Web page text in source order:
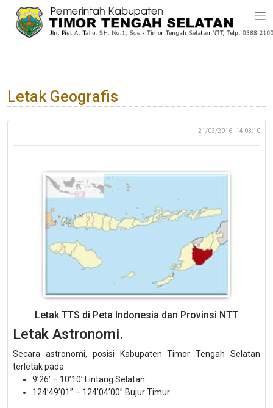
Letak Geografis
21/03/2016 14:03:10
Letak TTS di Peta Indonesia dan Provinsi NTT
Letak Astronomi.
Secara astronomi, posisi Kabupaten Timor Tengah Selatan
terletak pada
9’26’ – 10’10’ Lintang Selatan
124’49’01” – 124’04’00” Bujur Timur.